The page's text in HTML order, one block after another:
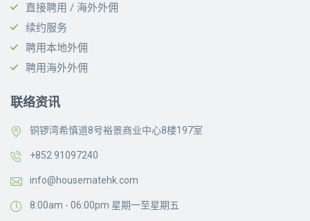
直接聘用 / 海外外佣
续约服务
聘用本地外佣
聘用海外外佣
联络资讯
铜锣湾希慎道8号裕景商业中心8楼197室
+852 91097240
info@housematehk.com
8:00am - 06:00pm 星期一至星期五